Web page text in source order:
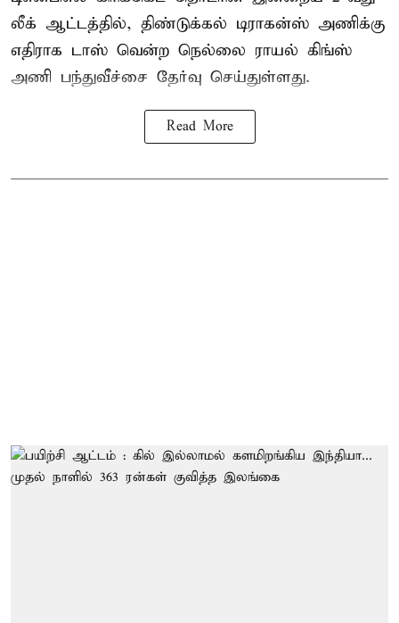
லீக் ஆட்டத்தில், திண்டுக்கல் டிராகன்ஸ் அணிக்கு
எதிராக டாஸ் வென்ற நெல்லை ராயல் கிங்ஸ்
அணி பந்துவீச்சை தேர்வு செய்துள்ளது.
Read More